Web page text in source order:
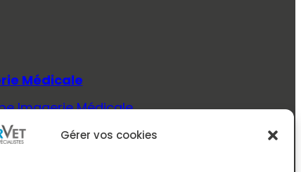
Gérer vos cookies
Médicale
Imagerie Médicale
Plus (Imagerie Médicale)